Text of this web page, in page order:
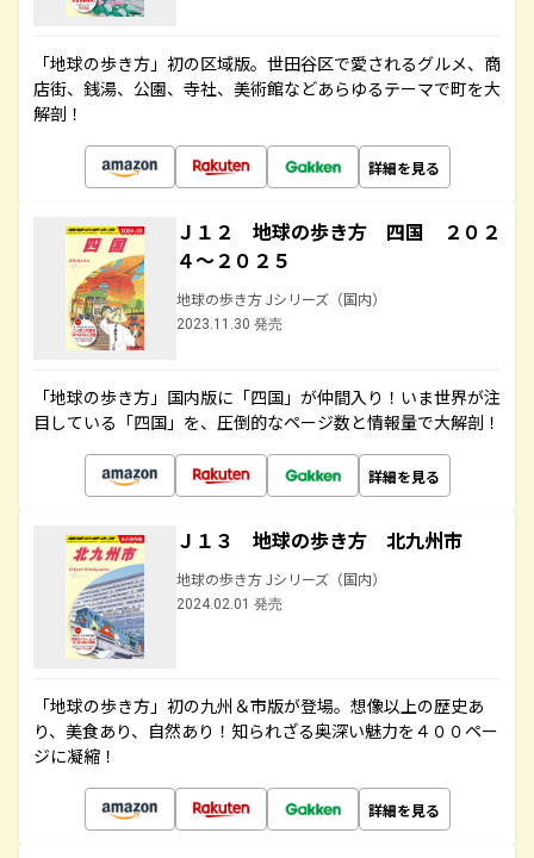
「地球の歩き方」初の区域版。世田谷区で愛されるグルメ、商
店街、銭湯、公園、寺社、美術館などあらゆるテーマで町を大
解剖！
詳細を見る
Ｊ１２ 地球の歩き方 四国 ２０２
４～２０２５
地球の歩き方 Jシリーズ（国内）
2023.11.30 発売
「地球の歩き方」国内版に「四国」が仲間入り！いま世界が注
目している「四国」を、圧倒的なページ数と情報量で大解剖！
詳細を見る
Ｊ１３ 地球の歩き方 北九州市
地球の歩き方 Jシリーズ（国内）
2024.02.01 発売
「地球の歩き方」初の九州＆市版が登場。想像以上の歴史あ
り、美食あり、自然あり！知られざる奥深い魅力を４００ペー
ジに凝縮！
詳細を見る